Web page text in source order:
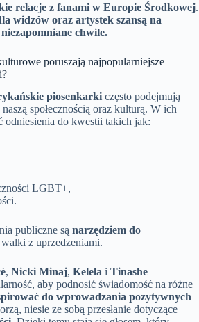
relacje z fanami w Europie Środkowej.
widzów oraz artystek szansą na
chwile.
poruszają najpopularniejsze
piosenkarki często podejmują
społecznością oraz kulturą. W ich
odniesienia do kwestii takich jak:
LGBT+,
publiczne są narzędziem do
z uprzedzeniami.
, Nicki Minaj, Kelela i Tinashe
aby podnosić świadomość na różne
do wprowadzania pozytywnych
niesie ze sobą przesłanie dotyczące